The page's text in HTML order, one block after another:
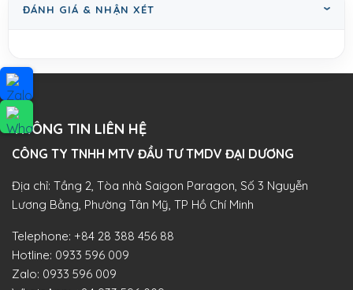
ĐÁNH GIÁ & NHẬN XÉT
THÔNG TIN LIÊN HỆ
CÔNG TY TNHH MTV ĐẦU TƯ TMDV ĐẠI DƯƠNG​
Địa chỉ: Tầng 2, Tòa nhà Saigon Paragon, Số 3 Nguyễn
Lương Bằng, Phường Tân Mỹ, TP Hồ Chí Minh
Telephone: +84 28 388 456 88
Hotline: 0933 596 009
Zalo: 0933 596 009